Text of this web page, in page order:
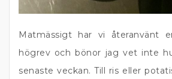
Matmässigt har vi återanvänt
högrev och bönor jag vet inte
senaste veckan. Till ris eller